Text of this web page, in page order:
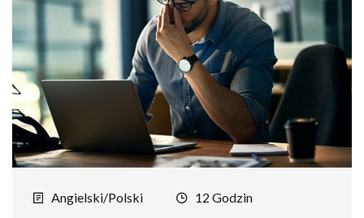
Angielski/Polski 12 Godzin